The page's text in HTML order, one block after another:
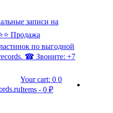
записи на
Продажа
по выгодной
☎ Звоните: +7
Your cart: 00
Items -0 ₽